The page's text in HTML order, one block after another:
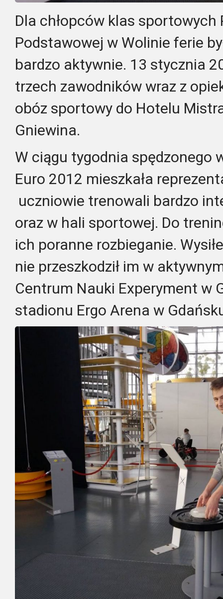
Dla chłopców klas sportowych
Podstawowej w Wolinie ferie
bardzo aktywnie. 13 stycznia
trzech zawodników wraz z
obóz sportowy do Hotelu
Gniewina.
W ciągu tygodnia spędzonego
Euro 2012 mieszkała
uczniowie trenowali bardzo
oraz w hali sportowej. Do
ich poranne rozbieganie.
nie przeszkodził im w
Centrum Nauki Experyment w
stadionu Ergo Arena w